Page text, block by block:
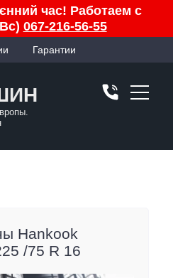
час! Работаем с
067-216-56-55
Гарантии
Hankook
/75 R 16